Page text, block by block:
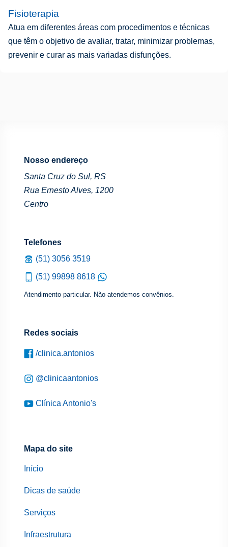
Fisioterapia
Atua em diferentes áreas com procedimentos e técnicas
que têm o objetivo de avaliar, tratar, minimizar problemas,
prevenir e curar as mais variadas disfunções.
Nosso endereço
Santa Cruz do Sul, RS
Rua Ernesto Alves, 1200
Centro
Telefones
(51) 3056 3519
(51) 99898 8618
Atendimento particular. Não atendemos convênios.
Redes sociais
/clinica.antonios
@clinicaantonios
Clínica Antonio's
Mapa do site
Início
Dicas de saúde
Serviços
Infraestrutura